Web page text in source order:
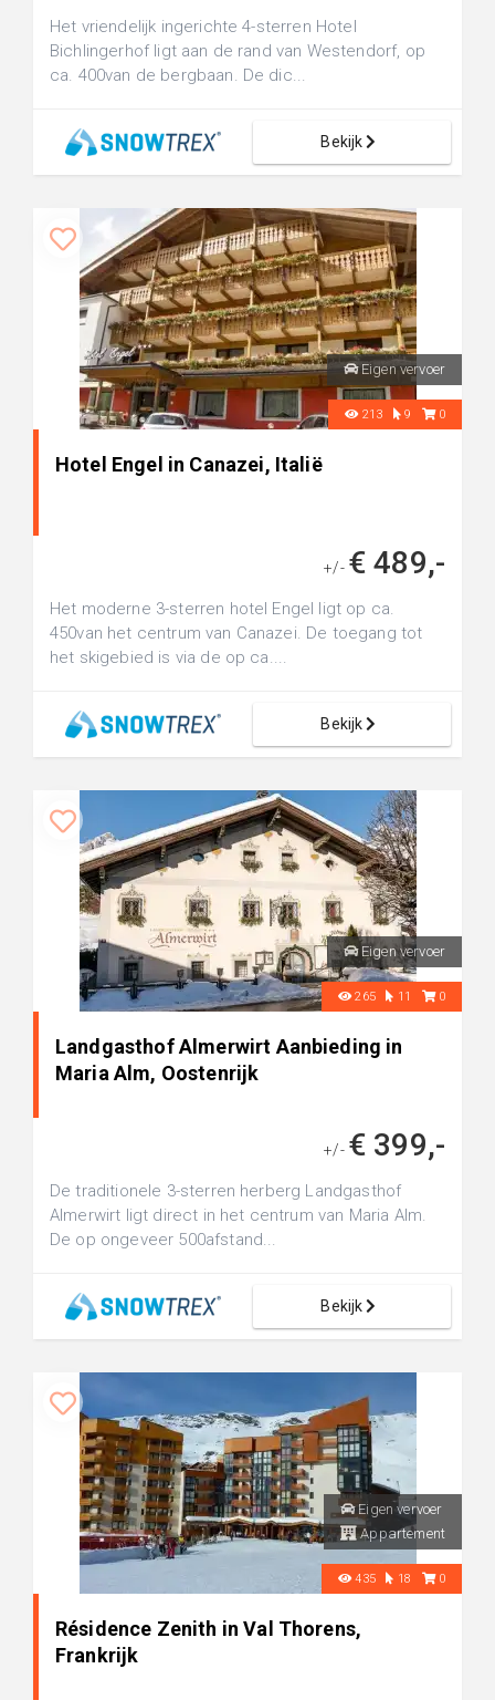
Het vriendelijk ingerichte 4-sterren Hotel
Bichlingerhof ligt aan de rand van Westendorf, op
ca. 400van de bergbaan. De dic...
Bekijk
Eigen vervoer
213 9 0
Hotel Engel in Canazei, Italië
+/- € 489,-
Het moderne 3-sterren hotel Engel ligt op ca.
450van het centrum van Canazei. De toegang tot
het skigebied is via de op ca....
Bekijk
Eigen vervoer
265 11 0
Landgasthof Almerwirt Aanbieding in
Maria Alm, Oostenrijk
+/- € 399,-
De traditionele 3-sterren herberg Landgasthof
Almerwirt ligt direct in het centrum van Maria Alm.
De op ongeveer 500afstand...
Bekijk
Eigen vervoer
Appartement
435 18 0
Résidence Zenith in Val Thorens,
Frankrijk